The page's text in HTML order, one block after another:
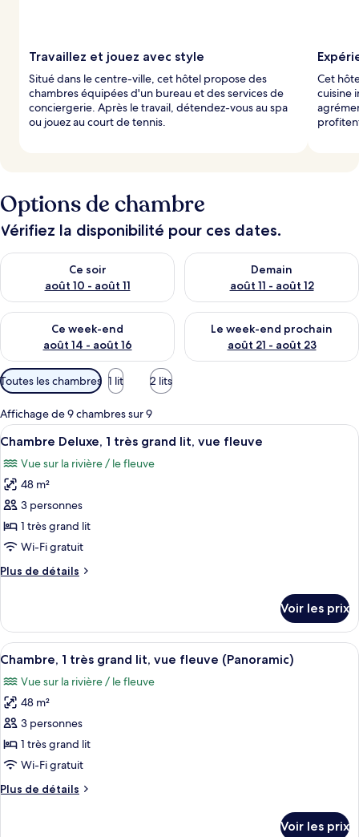
s
s
Travaillez et jouez avec style
Situé dans le centre-ville, cet hôtel propose des
chambres équipées d'un bureau et des services de
conciergerie. Après le travail, détendez-vous au spa
ou jouez au court de tennis.
Cet
cuisine
Options de chambre
Vérifiez la disponibilité pour ces dates.
Ce soir
août 10 - août 11
Vérifier la disponibilité pour ce soir août 10 - août 11
Demain
août 11 - août 12
Vérifier la disponibilité pour
Ce week-end
août 14 - août 16
Vérifier la disponibilité pour ce week-end août 14 - août 16
Le week-end prochain
août 21 - août 23
Vérifier la disponibilité pour
Filtres
disponibles
pour
les
chambres
Toutes les chambres 1 lit 2 lits
Affichage de 9 chambres sur 9
Afficher
toutes
les
photos
pour
ce
type
chambre :
très
lit,
vue
fleuve
Une chambre d’hôtel avec un grand
5
Chambre Deluxe, 1 très grand lit, vue fleuve
Vue sur la rivière / le fleuve
48 m²
3 personnes
1 très grand lit
Wi-Fi gratuit
Plus de détails
Plus
le
type
de
Chambre
Deluxe,
très
grand
lit,
vue
fleuve
Voir les prix
Afficher
toutes
les
photos
pour
ce
type
chambre :
Une chambre d’hôtel avec un grand
8
Chambre, 1 très grand lit, vue fleuve (Panoramic)
Vue sur la rivière / le fleuve
48 m²
3 personnes
1 très grand lit
Wi-Fi gratuit
Plus de détails
Plus
Voir les prix